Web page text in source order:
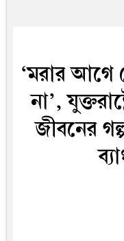
‘মরার আগে
না’,
জীবনের